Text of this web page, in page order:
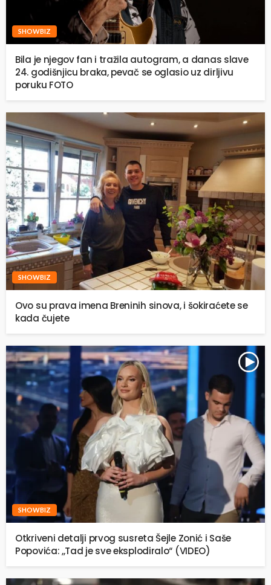
SHOWBIZ
Bila je njegov fan i tražila autogram, a danas slave
24. godišnjicu braka, pevač se oglasio uz dirljivu
poruku FOTO
SHOWBIZ
Ovo su prava imena Breninih sinova, i šokiraćete se
kada čujete
SHOWBIZ
Otkriveni detalji prvog susreta Šejle Zonić i Saše
Popovića: ,,Tad je sve eksplodiralo“ (VIDEO)